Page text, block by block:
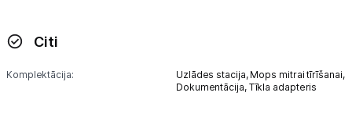
Citi
Komplektācija: Uzlādes stacija, Mops mitrai tīrīšanai,
Dokumentācija, Tīkla adapteris